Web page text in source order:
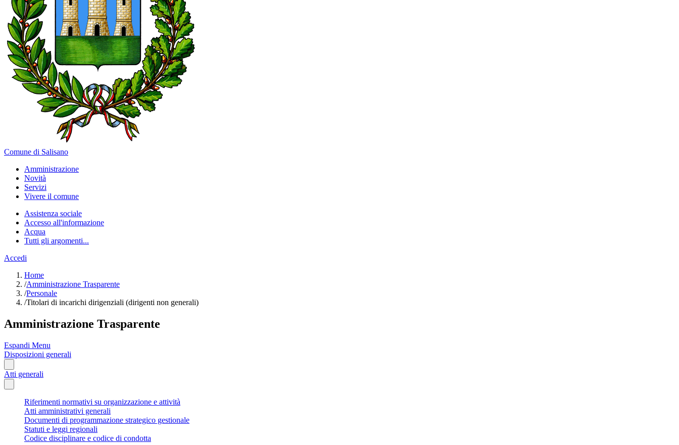
Comune di Salisano
Amministrazione
Novità
Servizi
Vivere il comune
Assistenza sociale
Accesso all'informazione
Acqua
Tutti gli argomenti...
Accedi
Home
/Amministrazione Trasparente
/Personale
/Titolari di incarichi dirigenziali (dirigenti non generali)
Amministrazione Trasparente
Espandi Menu
Disposizioni generali
Atti generali
Riferimenti normativi su organizzazione e attività
Atti amministrativi generali
Documenti di programmazione strategico gestionale
Statuti e leggi regionali
Codice disciplinare e codice di condotta